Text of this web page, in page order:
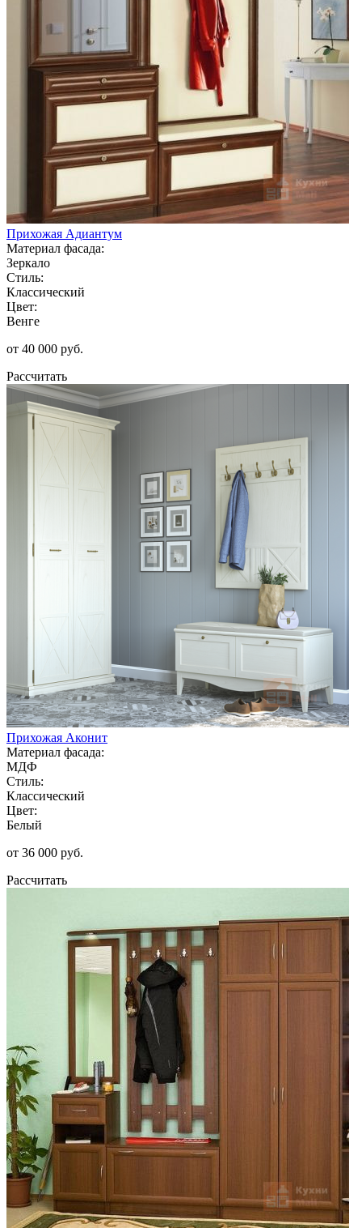
Прихожая Адиантум
Материал фасада:
Зеркало
Стиль:
Классический
Цвет:
Венге
от 40 000 руб.
Рассчитать
Прихожая Аконит
Материал фасада:
МДФ
Стиль:
Классический
Цвет:
Белый
от 36 000 руб.
Рассчитать